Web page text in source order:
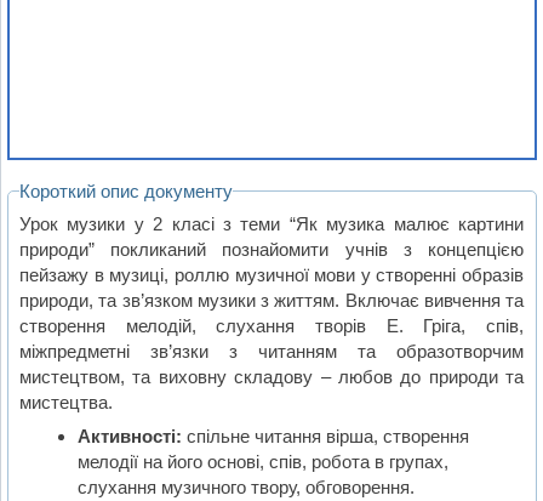
Короткий опис документу
Урок музики у 2 класі з теми “Як музика малює картини
природи” покликаний познайомити учнів з концепцією
пейзажу в музиці, роллю музичної мови у створенні образів
природи, та зв’язком музики з життям. Включає вивчення та
створення мелодій, слухання творів Е. Гріга, спів,
міжпредметні зв’язки з читанням та образотворчим
мистецтвом, та виховну складову – любов до природи та
мистецтва.
Активності: спільне читання вірша, створення
мелодії на його основі, спів, робота в групах,
слухання музичного твору, обговорення.